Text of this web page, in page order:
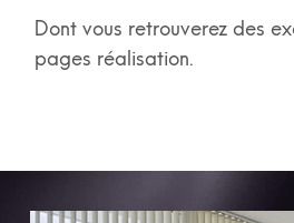
Dont vous retrouverez des
pages réalisation.